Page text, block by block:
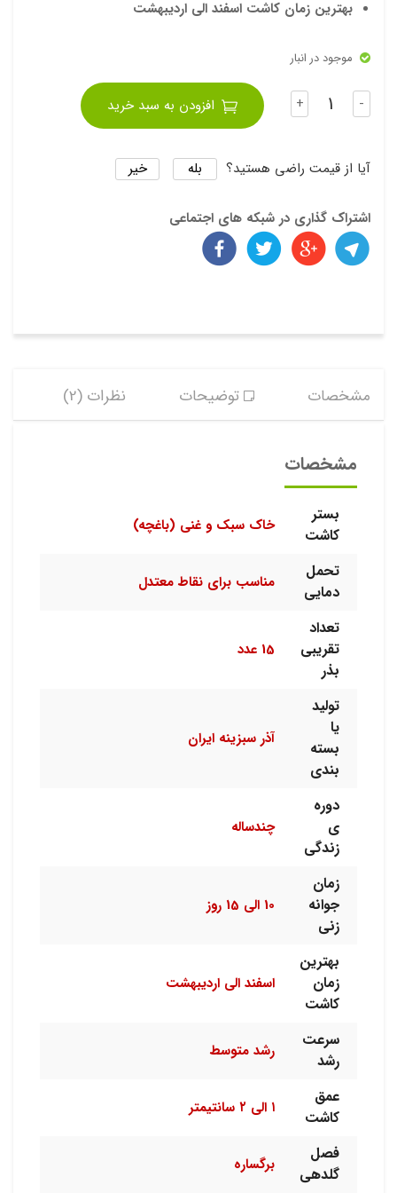
بهترین زمان کاشت اسفند الی اردیبهشت
موجود در انبار
- تعداد + افزودن به سبد خرید
آیا از قیمت راضی هستید؟ بله خیر
اشتراک گذاری در شبکه های اجتماعی
مشخصات توضیحات نظرات (2)
مشخصات
بستر
کاشت
خاک سبک و غنی (باغچه)
تحمل
دمایی
مناسب برای نقاط معتدل
تعداد
تقریبی
بذر
15 عدد
تولید
یا
بسته
بندی
آذر سبزینه ایران
دوره
ی
زندگی
چندساله
زمان
جوانه
زنی
10 الی 15 روز
بهترین
زمان
کاشت
اسفند الی اردیبهشت
سرعت
رشد
رشد متوسط
عمق
کاشت
۱ الی ۲ سانتیمتر
فصل
گلدهی
برگساره